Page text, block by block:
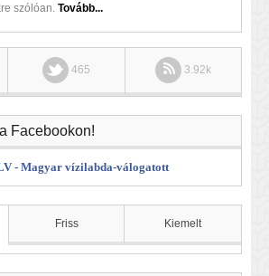
szólóan. Tovább...
465 3.92k
Facebookon!
- Magyar vízilabda-válogatott
Friss Kiemelt